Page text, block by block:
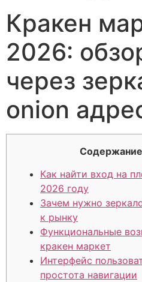
Кракен
2026:
через
onion
Содержание
Как найти вход на
2026 году
Зачем нужно
к рынку
Функциональные
кракен маркет
Интерфейс
простота навигации